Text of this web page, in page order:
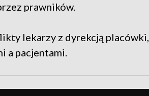
prawników.
lekarzy z dyrekcją placówki,
a pacjentami.